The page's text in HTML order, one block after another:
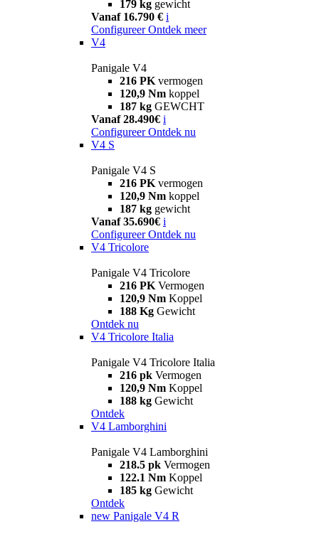
179 kg gewicht
Vanaf 16.790 € i
Configureer Ontdek meer
V4
Panigale V4
216 PK vermogen
120,9 Nm koppel
187 kg GEWCHT
Vanaf 28.490€ i
Configureer Ontdek nu
V4 S
Panigale V4 S
216 PK vermogen
120,9 Nm koppel
187 kg gewicht
Vanaf 35.690€ i
Configureer Ontdek nu
V4 Tricolore
Panigale V4 Tricolore
216 PK Vermogen
120,9 Nm Koppel
188 Kg Gewicht
Ontdek nu
V4 Tricolore Italia
Panigale V4 Tricolore Italia
216 pk Vermogen
120,9 Nm Koppel
188 kg Gewicht
Ontdek
V4 Lamborghini
Panigale V4 Lamborghini
218.5 pk Vermogen
122.1 Nm Koppel
185 kg Gewicht
Ontdek
new Panigale V4 R